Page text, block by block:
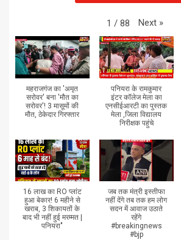
1 / 88 Next »
महराजगंज का 'अमृत
सरोवर' बना 'मौत का
सरोवर'! 3 मासूमों की
मौत, ठेकेदार गिरफ्तार
पनियरा के रामकुमार
इंटर कॉलेज मेला का
एनसीईआरटी का पुस्तक
मेला ,जिला विद्यालय
निरीक्षक पहुंचे
16 लाख का RO प्लांट
हुआ बेकार! 6 महीने से
खराब, 3 शिकायतों के
बाद भी नहीं हुई मरम्मत |
पनियरा"
जब तक मंत्री इस्तीफा
नहीं देंगे तब तक हम लोग
सदन में आवाज उठाते
रहेंगे
#breakingnews
#bjp